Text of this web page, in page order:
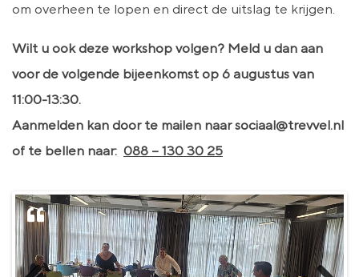
om overheen te lopen en direct de uitslag te krijgen.
Wilt u ook deze workshop volgen? Meld u dan aan
voor de volgende bijeenkomst op 6 augustus van
11:00-13:30.
Aanmelden kan door te mailen naar sociaal@trevvel.nl
of te bellen naar: 088 – 130 30 25